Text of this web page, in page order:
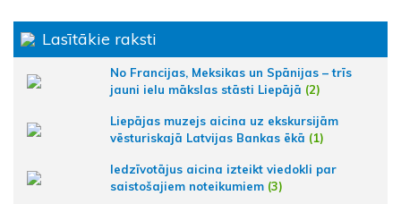
Lasītākie raksti
No Francijas, Meksikas un Spānijas – trīs
jauni ielu mākslas stāsti Liepājā (2)
Liepājas muzejs aicina uz ekskursijām
vēsturiskajā Latvijas Bankas ēkā (1)
Iedzīvotājus aicina izteikt viedokli par
saistošajiem noteikumiem (3)